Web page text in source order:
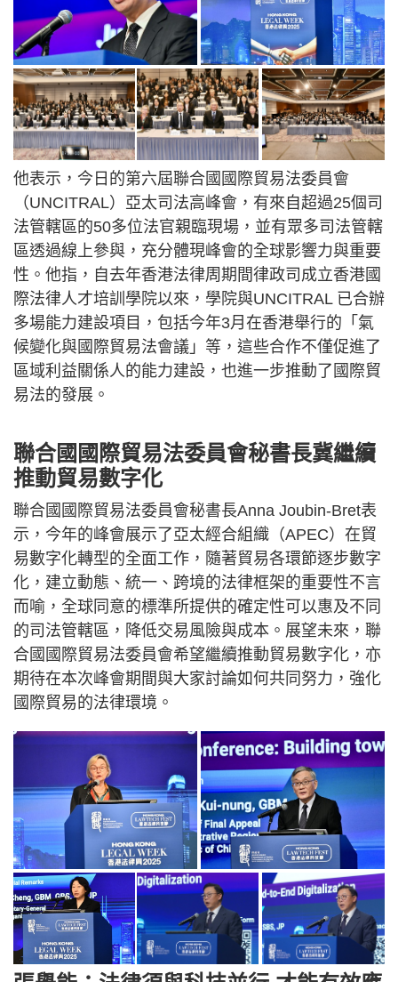
他表示，今日的第六屆聯合國國際貿易法委員會
（UNCITRAL）亞太司法高峰會，有來自超過25個司
法管轄區的50多位法官親臨現場，並有眾多司法管轄
區透過線上參與，充分體現峰會的全球影響力與重要
性。他指，自去年香港法律周期間律政司成立香港國
際法律人才培訓學院以來，學院與UNCITRAL 已合辦
多場能力建設項目，包括今年3月在香港舉行的「氣
候變化與國際貿易法會議」等，這些合作不僅促進了
區域利益關係人的能力建設，也進一步推動了國際貿
易法的發展。
聯合國國際貿易法委員會秘書長冀繼續
推動貿易數字化
聯合國國際貿易法委員會秘書長Anna Joubin-Bret表
示，今年的峰會展示了亞太經合組織（APEC）在貿
易數字化轉型的全面工作，隨著貿易各環節逐步數字
化，建立動態、統一、跨境的法律框架的重要性不言
而喻，全球同意的標準所提供的確定性可以惠及不同
的司法管轄區，降低交易風險與成本。展望未來，聯
合國國際貿易法委員會希望繼續推動貿易數字化，亦
期待在本次峰會期間與大家討論如何共同努力，強化
國際貿易的法律環境。